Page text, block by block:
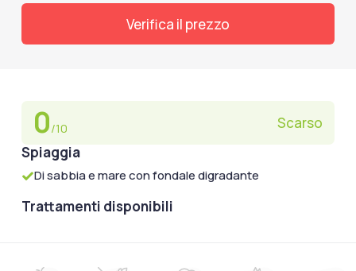
Verifica il prezzo
0/10
Scarso
Spiaggia
Di sabbia e mare con fondale digradante
Trattamenti disponibili